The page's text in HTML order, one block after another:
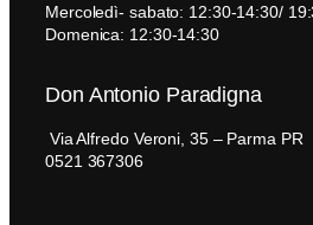
Mercoledì- sabato: 12:30-14:30/
Domenica: 12:30-14:30
Don Antonio Paradigna
Via Alfredo Veroni, 35 – Parma PR
0521 367306